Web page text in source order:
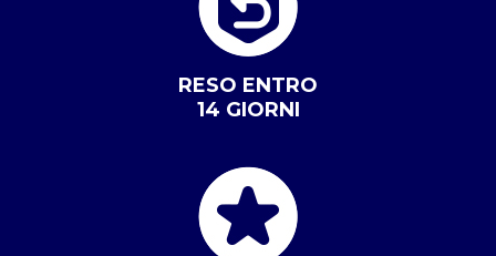
RESO ENTRO
14 GIORNI